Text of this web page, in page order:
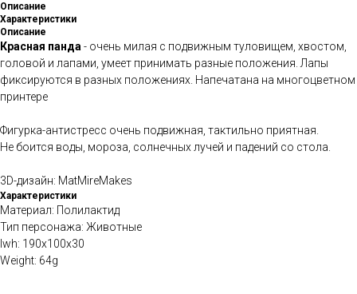
Описание
Характеристики
Описание
Красная панда- очень милая с подвижным туловищем, хвостом,
головой и лапами, умеет принимать разные положения. Лапы
фиксируются в разных положениях. Напечатана на многоцветном
принтере
Фигурка-антистресс очень подвижная, тактильно приятная.
Не боится воды, мороза, солнечных лучей и падений со стола.
3D-дизайн: MatMireMakes
Характеристики
Материал: Полилактид
Тип персонажа: Животные
lwh: 190x100x30
Weight: 64g